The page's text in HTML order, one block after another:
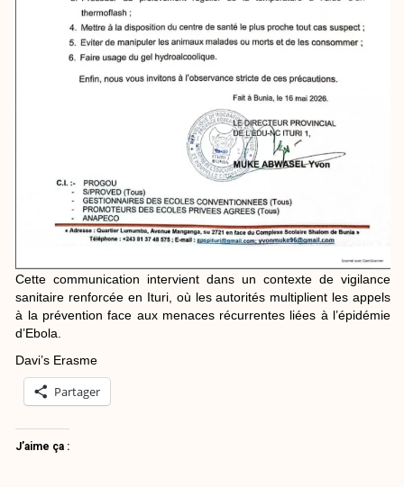
Cette communication intervient dans un contexte de vigilance
sanitaire renforcée en Ituri, où les autorités multiplient les appels
à la prévention face aux menaces récurrentes liées à l’épidémie
d’Ebola.
Davi’s Erasme
Partager
J’aime ça :